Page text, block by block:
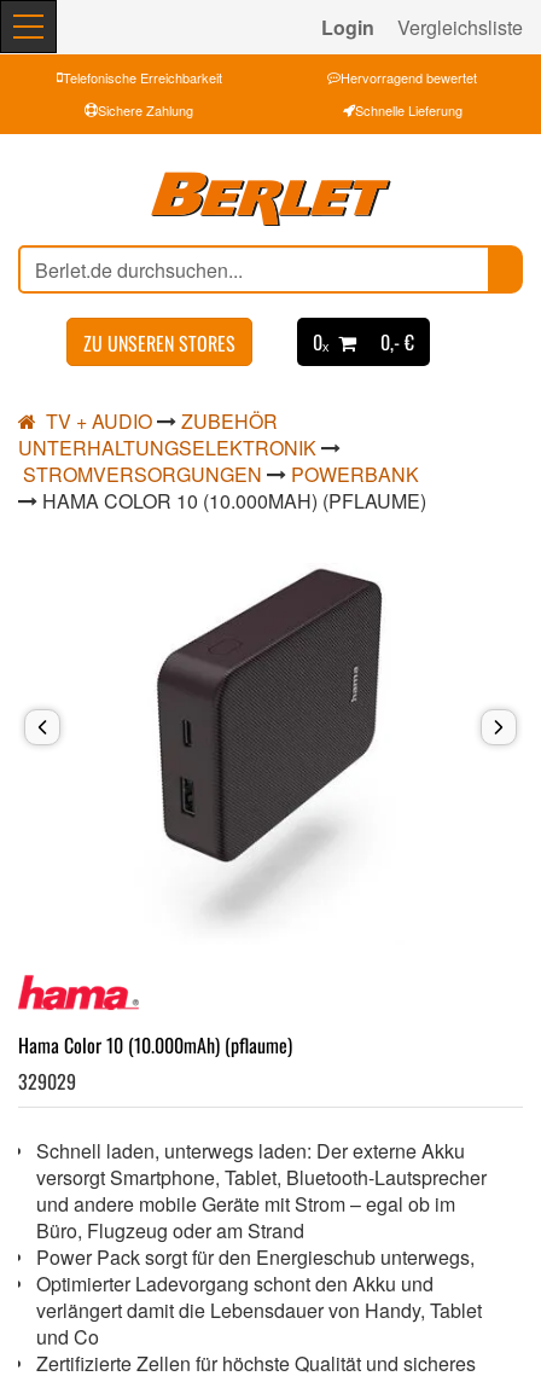
Login Vergleichsliste
Telefonische Erreichbarkeit
Hervorragend bewertet
Sichere Zahlung
Schnelle Lieferung
ZU UNSEREN STORES 0ₓ 0,- €
TV + AUDIO
ZUBEHÖR
UNTERHALTUNGSELEKTRONIK
STROMVERSORGUNGEN
POWERBANK
HAMA COLOR 10 (10.000MAH) (PFLAUME)
Hama Color 10 (10.000mAh) (pflaume)
329029
Schnell laden, unterwegs laden: Der externe Akku
versorgt Smartphone, Tablet, Bluetooth-Lautsprecher
und andere mobile Geräte mit Strom – egal ob im
Büro, Flugzeug oder am Strand
Power Pack sorgt für den Energieschub unterwegs,
Optimierter Ladevorgang schont den Akku und
verlängert damit die Lebensdauer von Handy, Tablet
und Co
Zertifizierte Zellen für höchste Qualität und sicheres